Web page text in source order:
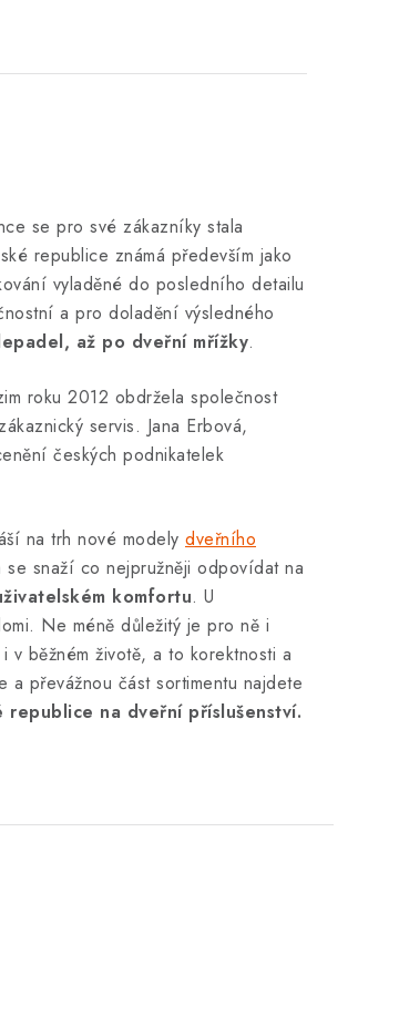
se pro své zákazníky stala
republice známá především jako
vyladěné do posledního detailu
a pro doladění výsledného
až po dveřní mřížky.
roku 2012 obdržela společnost
servis. Jana Erbová,
českých podnikatelek
na trh nové modely dveřního
snaží co nejpružněji odpovídat na
komfortu. U
Ne méně důležitý je pro ně i
běžném životě, a to korektnosti a
převážnou část sortimentu najdete
republice na dveřní příslušenství.